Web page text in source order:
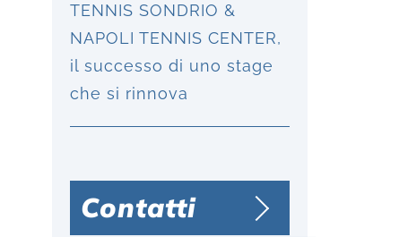
TENNIS SONDRIO &
NAPOLI TENNIS CENTER,
il successo di uno stage
che si rinnova
Contatti